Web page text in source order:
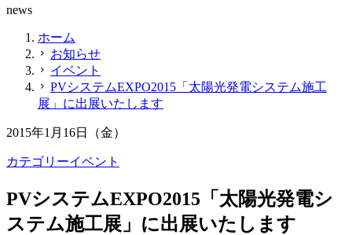
news
ホーム
chevron_right お知らせ
chevron_right イベント
chevron_right PVシステムEXPO2015「太陽光発電システム施工
展」に出展いたします
2015年1月16日（金）
カテゴリーイベント
PVシステムEXPO2015「太陽光発電シ
ステム施工展」に出展いたします